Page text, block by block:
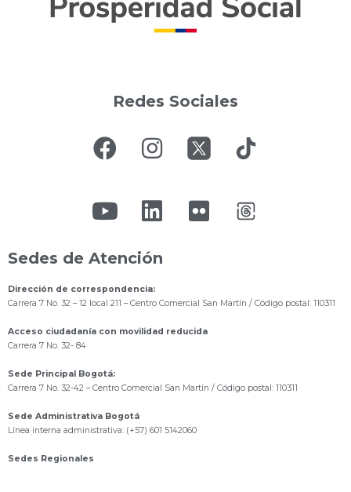
Redes Sociales
Sedes de Atención
Dirección de correspondencia:
Carrera 7 No. 32 – 12 local 211 – Centro Comercial San Martín / Código postal: 110311
Acceso ciudadanía con movilidad reducida
Carrera 7 No. 32- 84
Sede Principal Bogotá:
Carrera 7 No. 32-42 – Centro Comercial San Martín / Código postal: 110311
Sede Administrativa Bogotá
Línea interna administrativa: (+57) 601 5142060
Sedes Regionales